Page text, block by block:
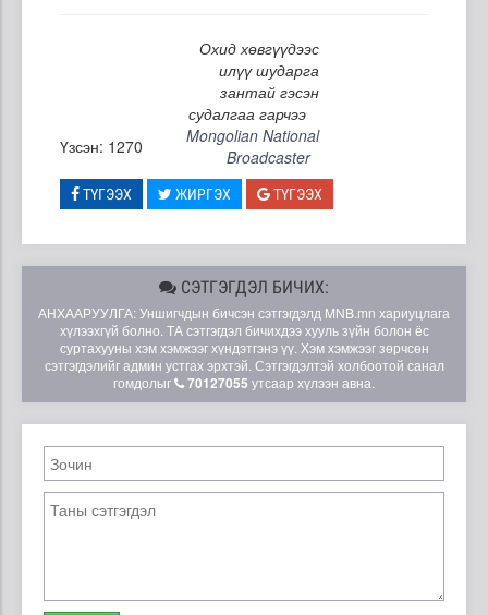
Охид хөвгүүдээс
илүү шударга
зантай гэсэн
судалгаа гарчээ
Үзсэн: 1270
Mongolian National
Broadcaster
ТҮГЭЭХ ЖИРГЭХ ТҮГЭЭХ
СЭТГЭГДЭЛ БИЧИХ:
АНХААРУУЛГА: Уншигчдын бичсэн сэтгэгдэлд MNB.mn хариуцлага
хүлээхгүй болно. ТА сэтгэгдэл бичихдээ хууль зүйн болон ёс
суртахууны хэм хэмжээг хүндэтгэнэ үү. Хэм хэмжээг зөрчсөн
сэтгэгдэлийг админ устгах эрхтэй. Сэтгэгдэлтэй холбоотой санал
гомдолыг
70127055 утсаар хүлээн авна.